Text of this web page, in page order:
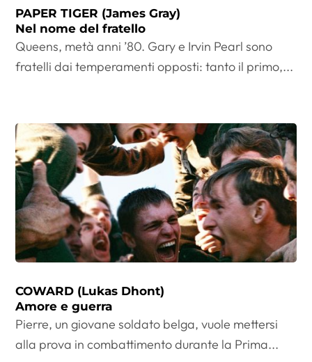
PAPER TIGER (James Gray)
Nel nome del fratello
Queens, metà anni ’80. Gary e Irvin Pearl sono
fratelli dai temperamenti opposti: tanto il primo,...
COWARD (Lukas Dhont)
Amore e guerra
Pierre, un giovane soldato belga, vuole mettersi
alla prova in combattimento durante la Prima...